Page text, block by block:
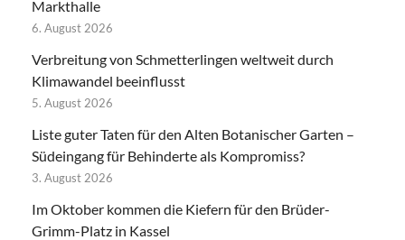
Markthalle
6. August 2026
Verbreitung von Schmetterlingen weltweit durch
Klimawandel beeinflusst
5. August 2026
Liste guter Taten für den Alten Botanischer Garten –
Südeingang für Behinderte als Kompromiss?
3. August 2026
Im Oktober kommen die Kiefern für den Brüder-
Grimm-Platz in Kassel